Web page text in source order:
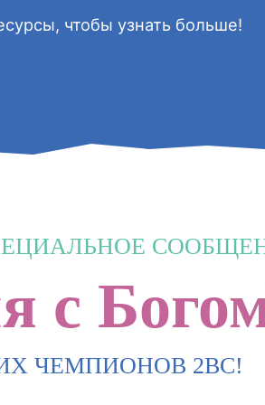
чтобы узнать больше!
с
ЧЕМПИОНОВ 2BC!